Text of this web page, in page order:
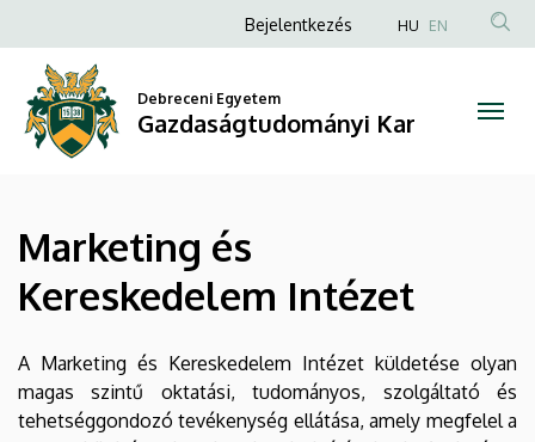
és
Kereskedelem
Intézet
Gazdaságtudományi
Kar
a
tartalomra
Anonim
fiók
menüje
Bejelentkezés HU EN
Debreceni Egyetem
Gazdaságtudományi Kar
Marketing és
Kereskedelem Intézet
A Marketing és Kereskedelem Intézet küldetése olyan
magas szintű oktatási, tudományos, szolgáltató és
tehetséggondozó tevékenység ellátása, amely megfelel a